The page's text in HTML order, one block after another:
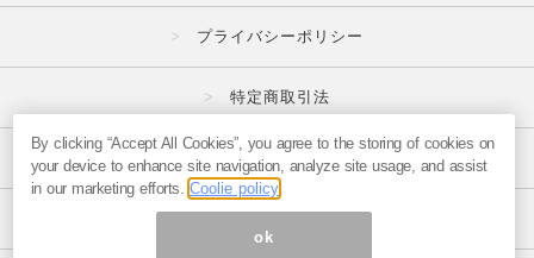
プライバシーポリシー
特定商取引法
広告掲載はこちら
メルマガの不正・違反報告はこちら
By clicking “Accept All Cookies”, you agree to the storing of cookies on
your device to enhance site navigation, analyze site usage, and assist
in our marketing efforts. Coolie policy
ok